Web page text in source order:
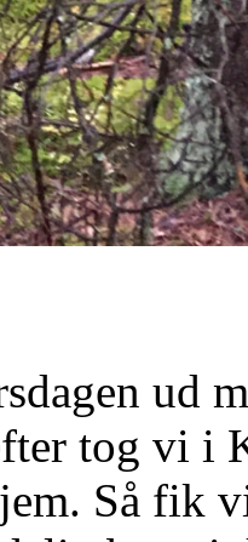
ud
tog vi i
Så fik